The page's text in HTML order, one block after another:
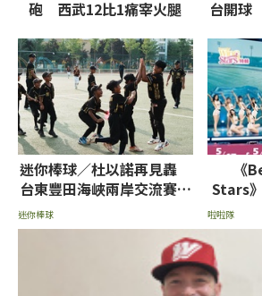
砲 西武12比1痛宰火腿
台開球
迷你棒球／杜以諾再見轟
台東豐田海峽兩岸交流賽封
迷你棒球
《
Stars
孩真情
啦啦隊